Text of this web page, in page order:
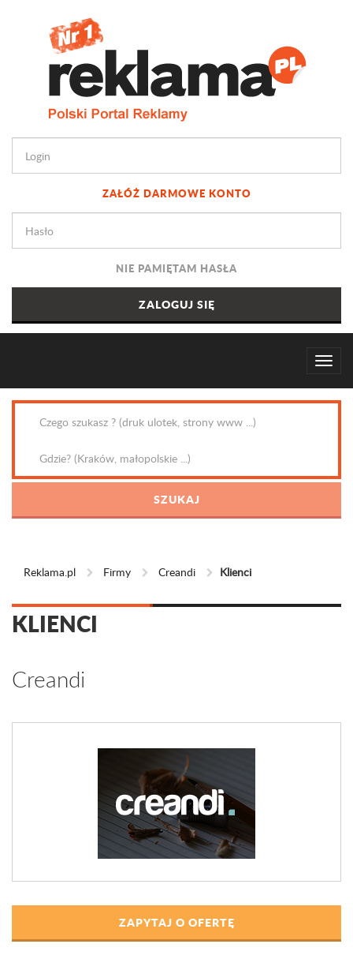
ZAŁÓŻ DARMOWE KONTO
NIE PAMIĘTAM HASŁA
Reklama.pl Firmy Creandi Klienci
KLIENCI
Creandi
ZAPYTAJ O OFERTĘ